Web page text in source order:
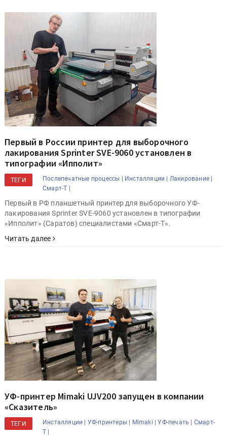
Первый в России принтер для выборочного
лакирования Sprinter SVE-9060 установлен в
типографии «Ипполит»
ТЕГИ Послепечатные процессы | Инсталляции |
Лакирование |
Смарт-Т |
Первый в РФ планшетный принтер для выборочного УФ-
лакирования Sprinter SVE-9060 установлен в типографии
«Ипполит» (Саратов) специалистами «Смарт-Т».
Читать далее
УФ-принтер Mimaki UJV200 запущен в компании
«Сказитель»
ТЕГИ Инсталляции | УФ-принтеры | Mimaki | УФ-печать | Смарт-
Т |